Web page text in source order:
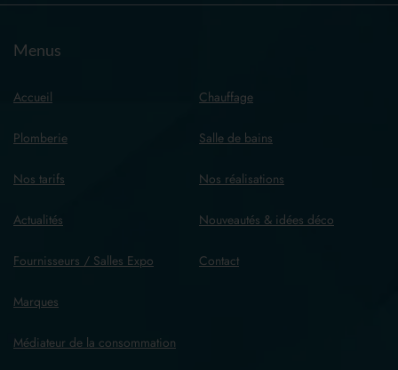
Menus
Accueil Chauffage
Plomberie Salle de bains
Nos tarifs Nos réalisations
Actualités Nouveautés & idées déco
Fournisseurs / Salles Expo
Marques
Médiateur de la consommation
Contact